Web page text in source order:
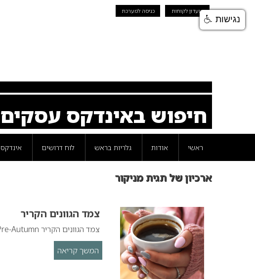
מועדון לקוחות כניסה למערכת
חיפוש באינדקס עסקים
ראשי אודות גלריות בראש לוח דרושים אינדקס
ארכיון של תגית מניקור
צמד הגוונים הקריר
צמד הגוונים הקריר ORLY BY Pre-Autumn צמד הגוונים הקריר של מותג הלקים האמריקאי
המשך קריאה
נגישות